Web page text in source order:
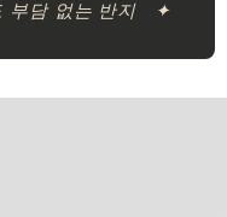
부담 없는 반지 ✦